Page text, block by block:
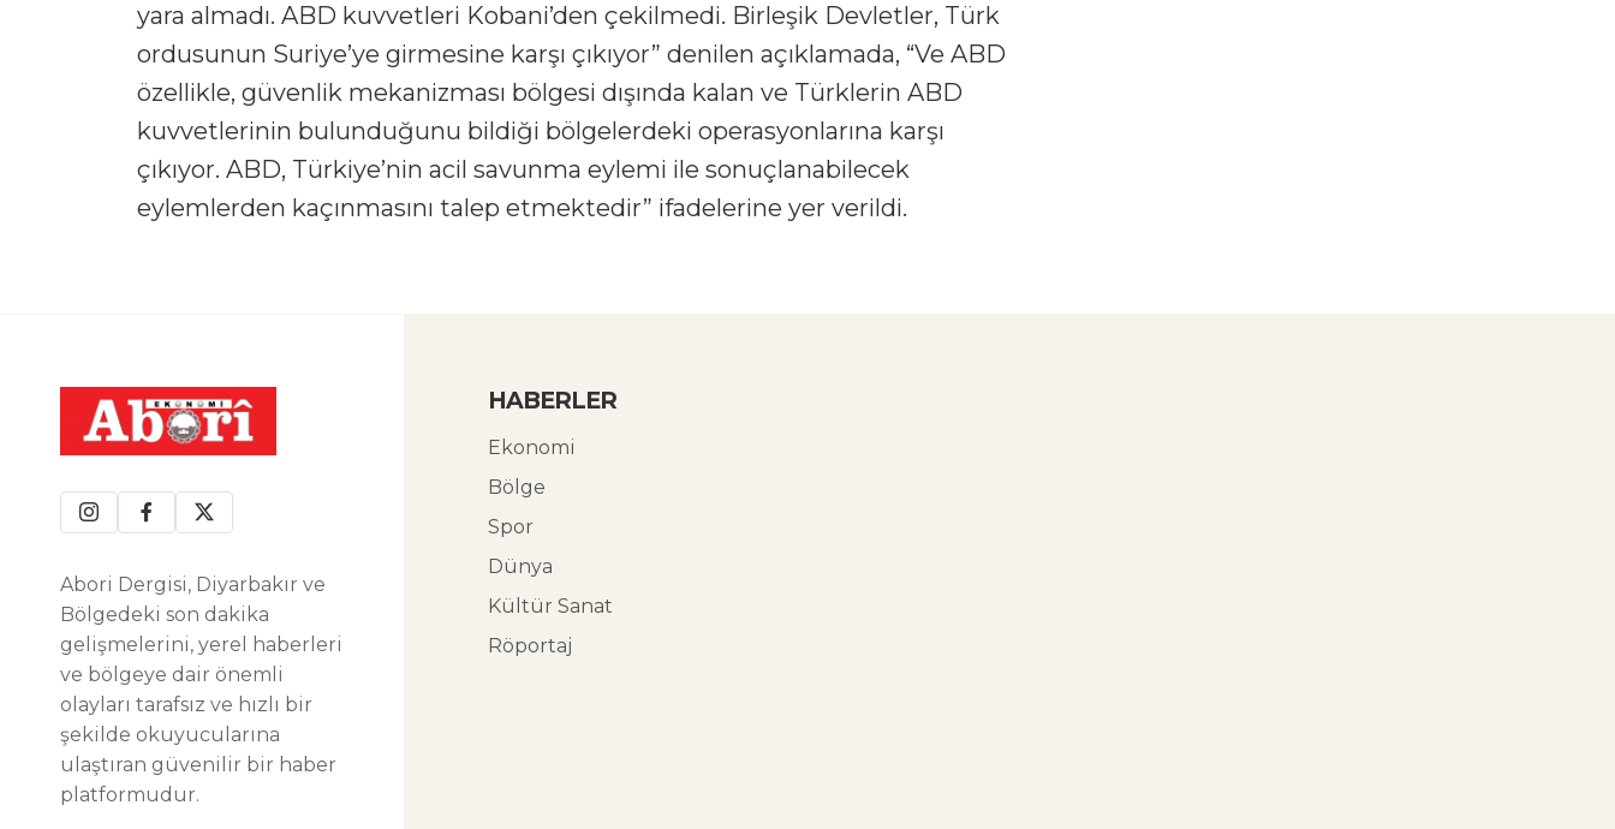
yara almadı. ABD kuvvetleri Kobani’den çekilmedi. Birleşik Devletler, Türk
ordusunun Suriye’ye girmesine karşı çıkıyor” denilen açıklamada, “Ve ABD
özellikle, güvenlik mekanizması bölgesi dışında kalan ve Türklerin ABD
kuvvetlerinin bulunduğunu bildiği bölgelerdeki operasyonlarına karşı
çıkıyor. ABD, Türkiye’nin acil savunma eylemi ile sonuçlanabilecek
eylemlerden kaçınmasını talep etmektedir” ifadelerine yer verildi.
Abori Dergisi, Diyarbakır ve
Bölgedeki son dakika
gelişmelerini, yerel haberleri
ve bölgeye dair önemli
olayları tarafsız ve hızlı bir
şekilde okuyucularına
ulaştıran güvenilir bir haber
platformudur.
HABERLER
Ekonomi
Bölge
Spor
Dünya
Kültür Sanat
Röportaj